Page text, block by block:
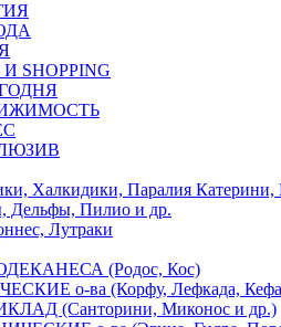
SHOPPING
Халкидики, Паралия Катерини,
Дельфы, Пилио и др.
Лутраки
(Родос, Кос)
о-ва (Корфу, Лефкада,
(Санторини, Миконос и др.)